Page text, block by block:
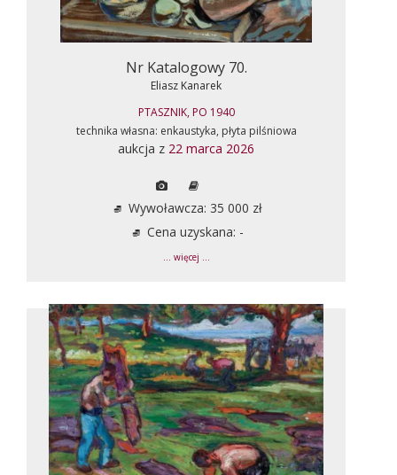
Nr Katalogowy 70.
Eliasz Kanarek
PTASZNIK, PO 1940
technika własna: enkaustyka, płyta pilśniowa
aukcja z 22 marca 2026
Wywoławcza: 35 000 zł
Cena uzyskana: -
... więcej ...